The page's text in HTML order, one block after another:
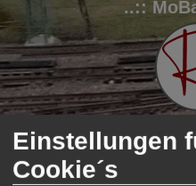
..::
FAQ
Einstellungen
Cookie´s